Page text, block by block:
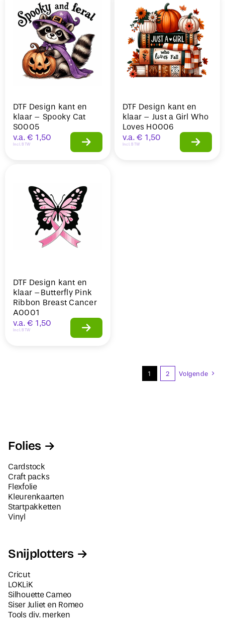
DTF Design kant en
klaar – Spooky Cat
S0005
v.a. € 1,50
Incl. BTW
DTF Design kant en
klaar – Just a Girl Who
Loves H0006
v.a. € 1,50
Incl. BTW
DTF Design kant en
klaar –Butterfly Pink
Ribbon Breast Cancer
A0001
v.a. € 1,50
Incl. BTW
1 2 Volgende
Folies
Cardstock
Craft packs
Flexfolie
Kleurenkaarten
Startpakketten
Vinyl
Snijplotters
Cricut
LOKLiK
Silhouette Cameo
Siser Juliet en Romeo
Tools div. merken